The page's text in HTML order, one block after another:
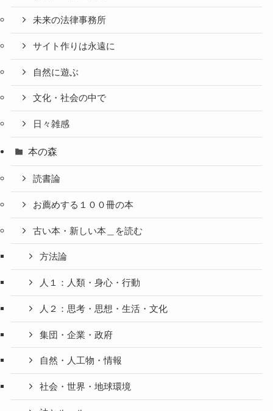
未来の法律事務所
サイト作りは永遠に
自然に遊ぶ
文化・社会の中で
日々雑感
本の森
読書論
お薦めする１００冊の本
古い本・新しい本＿を読む
方法論
人１：人類・身心・行動
人２：思考・思想・生活・文化
集団・企業・政府
自然・人工物・情報
社会・世界・地球環境